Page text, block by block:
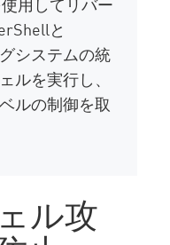
と
システムの統
ルを実行し、
ルの制御を取
ル攻